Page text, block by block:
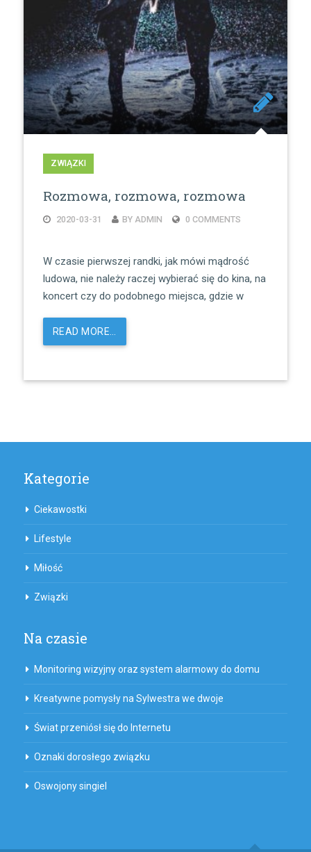
ZWIĄZKI
Rozmowa, rozmowa, rozmowa
2020-03-31 BY ADMIN 0 COMMENTS
W czasie pierwszej randki, jak mówi mądrość
ludowa, nie należy raczej wybierać się do kina, na
koncert czy do podobnego miejsca, gdzie w
READ MORE…
Kategorie
Ciekawostki
Lifestyle
Miłość
Związki
Na czasie
Monitoring wizyjny oraz system alarmowy do domu
Kreatywne pomysły na Sylwestra we dwoje
Świat przeniósł się do Internetu
Oznaki dorosłego związku
Oswojony singiel